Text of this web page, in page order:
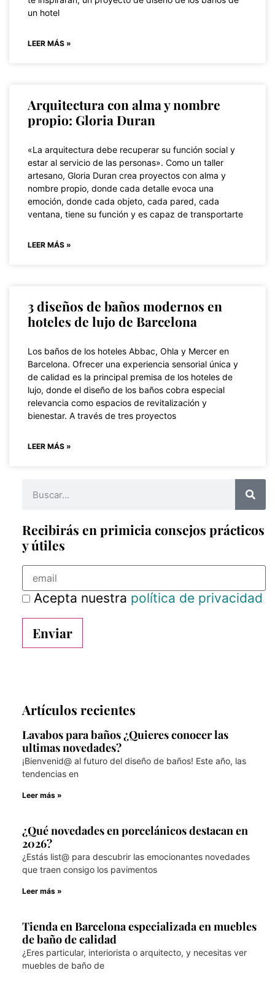
un hotel
LEER MÁS »
Arquitectura con alma y nombre
propio: Gloria Duran
«La arquitectura debe recuperar su función social y
estar al servicio de las personas». Como un taller
artesano, Gloria Duran crea proyectos con alma y
nombre propio, donde cada detalle evoca una
emoción, donde cada objeto, cada pared, cada
ventana, tiene su función y es capaz de transportarte
LEER MÁS »
3 diseños de baños modernos en
hoteles de lujo de Barcelona
Los baños de los hoteles Abbac, Ohla y Mercer en
Barcelona. Ofrecer una experiencia sensorial única y
de calidad es la principal premisa de los hoteles de
lujo, donde el diseño de los baños cobra especial
relevancia como espacios de revitalización y
bienestar. A través de tres proyectos
LEER MÁS »
Recibirás en primicia consejos prácticos
y útiles
Acepta nuestra política de privacidad
Artículos recientes
Lavabos para baños ¿Quieres conocer las
ultimas novedades?
¡Bienvenid@ al futuro del diseño de baños! Este año, las
tendencias en
Leer más »
¿Qué novedades en porcelánicos destacan en
2026?
¿Estás list@ para descubrir las emocionantes novedades
que traen consigo los pavimentos
Leer más »
Tienda en Barcelona especializada en muebles
de baño de calidad
¿Eres particular, interiorista o arquitecto, y necesitas ver
muebles de baño de